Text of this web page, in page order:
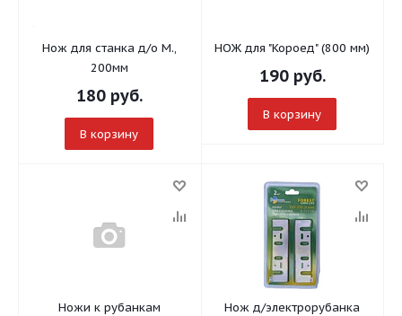
Нож для станка д/о М.,
200мм
180руб.
В корзину
НОЖ для "Короед" (800 мм)
190руб.
В корзину
Ножи к рубанкам
Нож д/электрорубанка